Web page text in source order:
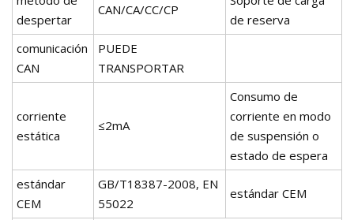
despertar
CAN/CA/CC/CP
de reserva
comunicación
CAN
PUEDE
TRANSPORTAR
corriente
estática
≤2mA
Consumo de
corriente en modo
de suspensión o
estado de espera
estándar
CEM
GB/T18387-2008, EN
55022
estándar CEM